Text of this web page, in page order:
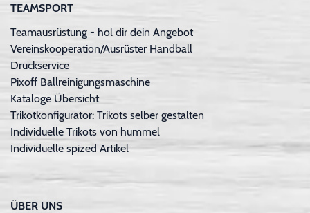
TEAMSPORT
Teamausrüstung - hol dir dein Angebot
Vereinskooperation/Ausrüster Handball
Druckservice
Pixoff Ballreinigungsmaschine
Kataloge Übersicht
Trikotkonfigurator: Trikots selber gestalten
Individuelle Trikots von hummel
Individuelle spized Artikel
ÜBER UNS